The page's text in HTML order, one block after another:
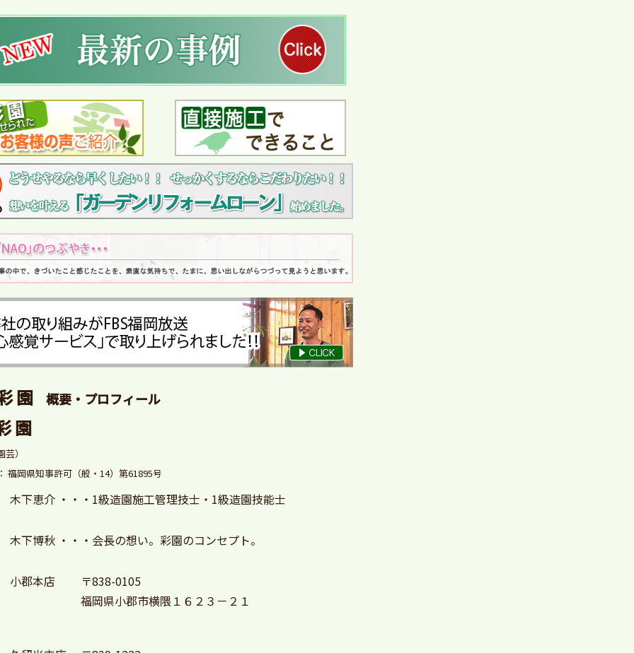
園 概要・プロフィール
園
）
福岡県知事許可（般・14）第61895号
木下恵介 ・・・1級造園施工管理技士・1級造園技能士
木下博秋 ・・・ 会長の想い。彩園のコンセプト。
小郡本店
〒838-0105
福岡県小郡市横隈１６２３－２１